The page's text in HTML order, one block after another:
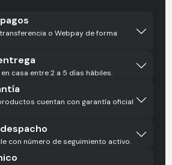
ESTANDAR
cantidad
o Webpay de forma
casa entre 2 a 5 días hábiles.
cuentan con garantía oficial
con número de seguimiento activo.